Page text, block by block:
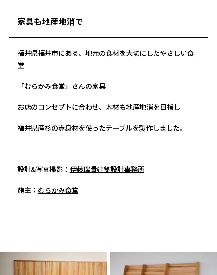
家具も地産地消で
福井県福井市にある、地元の食材を大切にしたやさしい食
堂
「むらかみ食堂」さんの家具
お店のコンセプトに合わせ、木材も地産地消を目指し
福井県産杉の赤身材を使ったテーブルを製作しました。
設計&写真撮影： 伊藤瑞貴建築設計事務所
施主： むらかみ食堂